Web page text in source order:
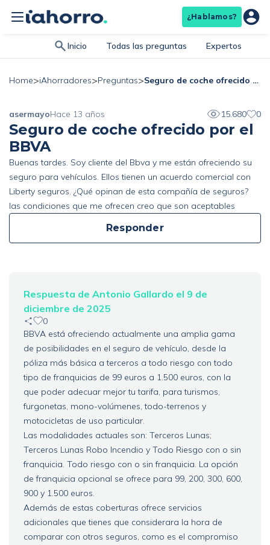
¿Hablamos?
Inicio Todas las preguntas Expertos
Home>iAhorradores>Preguntas> Seguro de coche ofrecido por el BBVA
asermayoHace 13 años 15.680 0
Seguro de coche ofrecido por el
BBVA
Buenas tardes. Soy cliente del Bbva y me están ofreciendo su
seguro para vehículos. Ellos tienen un acuerdo comercial con
Liberty seguros. ¿Qué opinan de esta compañía de seguros?
las condiciones que me ofrecen creo que son aceptables
Responder
Respuesta de Antonio Gallardo el 9 de
diciembre de 2025
0
BBVA está ofreciendo actualmente una amplia gama
de posibilidades en el seguro de vehículo, desde la
póliza más básica a terceros a todo riesgo con todo
tipo de franquicias de 99 euros a 1.500 euros, con la
que poder adecuar mejor tu tarifa, para turismos,
furgonetas, mono-volúmenes, todo-terrenos y
motocicletas de uso particular.
Las modalidades actuales son: Terceros Lunas;
Terceros Lunas Robo Incendio y Todo Riesgo con o sin
franquicia. Todo riesgo con o sin franquicia. La opción
de franquicia opcional se ofrece para 99, 200, 300, 600,
900 y 1.500 euros.
Además de estas coberturas ofrece servicios
adicionales que tienes que considerara la hora de
comparar con otros seguros, como es el compromiso